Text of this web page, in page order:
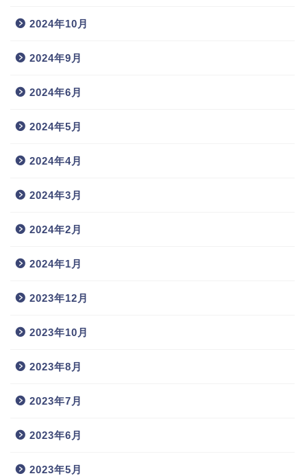
2024年10月
2024年9月
2024年6月
2024年5月
2024年4月
2024年3月
2024年2月
2024年1月
2023年12月
2023年10月
2023年8月
2023年7月
2023年6月
2023年5月